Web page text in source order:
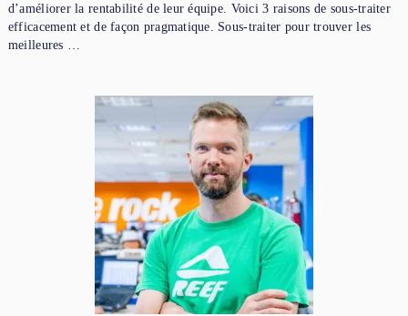
d’améliorer la rentabilité de leur équipe. Voici 3 raisons de sous-traiter
efficacement et de façon pragmatique. Sous-traiter pour trouver les
meilleures …